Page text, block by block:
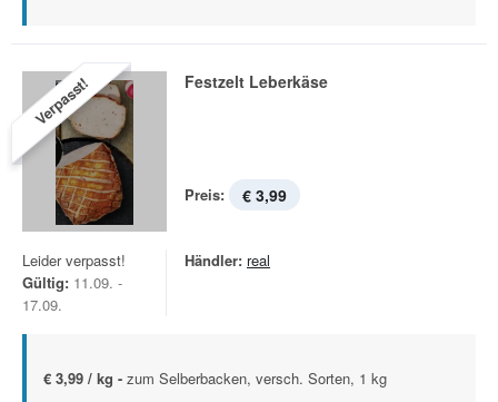
Verpasst! Festzelt Leberkäse
Preis: € 3,99
Leider verpasst!
Gültig: 11.09. -
17.09.
Händler: real
€ 3,99 / kg - zum Selberbacken, versch. Sorten, 1 kg